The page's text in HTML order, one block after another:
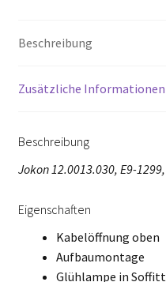
Beschreibung
Zusätzliche Informationen
Beschreibung
Jokon 12.0013.030, E9-
Eigenschaften
Kabelöffnung oben
Aufbaumontage
Glühlampe in